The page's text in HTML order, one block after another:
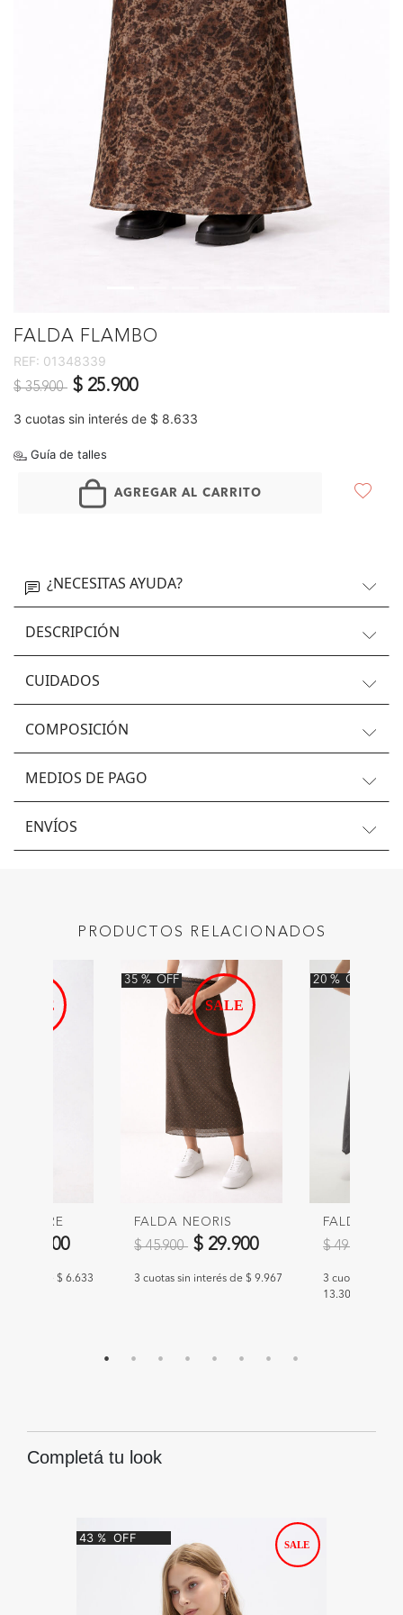
FALDA FLAMBO
REF: 01348339
Precio reducido de
$ 35.900 a$ 25.900
3 cuotas sin interés de $ 8.633
Guía de talles
AGREGAR AL CARRITO
¿NECESITAS AYUDA?
DESCRIPCIÓN
CUIDADOS
COMPOSICIÓN
MEDIOS DE PAGO
ENVÍOS
PRODUCTOS RELACIONADOS
SOMBRE
de
$ 19.900
interés de $ 6.633
35% OFF
FALDA NEORIS
Precio reducido de
$ 45.900 a$ 29.900
3 cuotas sin interés de $ 9.967
20% OFF
FALDA
Precio
$ 49.900
3 cuotas sin
13.300
Completá tu look
43 % OFF